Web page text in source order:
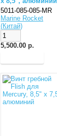
5011-085-085-MR
Marine Rocket
(Китай)
5,500.00 р.